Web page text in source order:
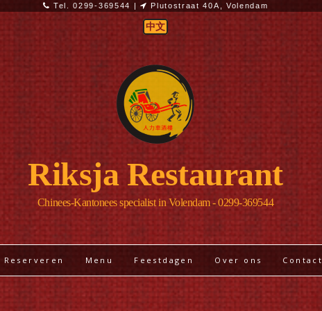
Tel. 0299-369544 | Plutostraat 40A, Volendam
中文
Riksja Restaurant
Chinees-Kantonees specialist in Volendam - 0299-369544
Reserveren Menu Feestdagen Over ons Contact